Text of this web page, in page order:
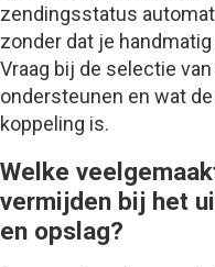
zendingsstatus
zonder dat je
Vraag bij de selectie
ondersteunen en wat
koppeling is.
Welke
vermijden bij het
en opslag?